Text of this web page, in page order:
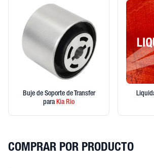
Buje de Soporte de Transfer
paraKiaRio
COMPRAR POR PRODUCTO